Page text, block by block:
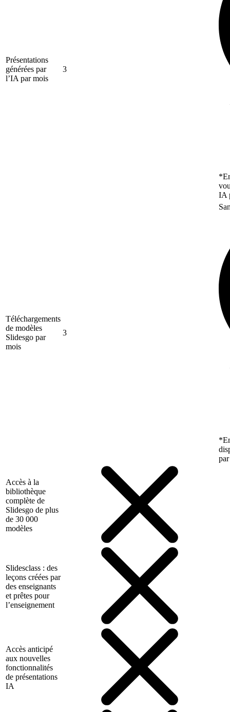
Présentations
générées par
l’IA par mois
3
IA
Téléchargements
de modèles
Slidesgo par
mois
3
Accès à la
bibliothèque
complète de
Slidesgo de plus
de 30 000
modèles
Slidesclass : des
leçons créées par
des enseignants
et prêtes pour
l’enseignement
Accès anticipé
aux nouvelles
fonctionnalités
de présentations
IA